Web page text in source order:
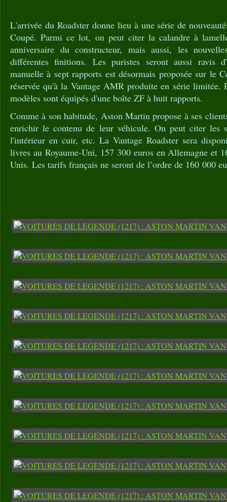
L'arrivée du Roadster donne lieu à une série de
Coupé. Parmi ce lot, on peut citer la calandre à
anniversaire du constructeur, mais aussi, les
différentes finitions. Les puristes seront aussi ravis
manuelle à sept rapports est désormais proposée sur le
réservée qu'à la Vantage AMR produite en série limitée.
modèles sont équipés d'une boîte ZF à huit rapports.
Comme à son habitude, Aston Martin propose à ses
enrichir le contenu de leur véhicule. On peut citer les
l'intérieur en cuir, etc. La Vantage Roadster sera
livres au Royaume-Uni, 157 300 euros en Allemagne et
Unis. Les tarifs français ne seront de l’ordre de 160 000